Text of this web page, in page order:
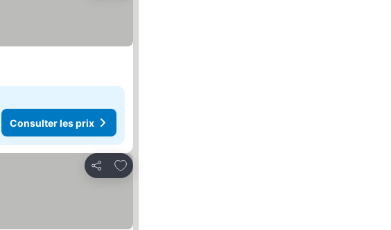
Consulter les prix
Partager
Ajouter à mes favoris